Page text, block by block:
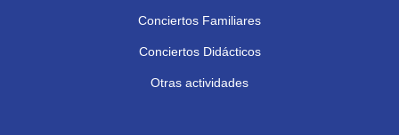
Conciertos Familiares
Conciertos Didácticos
Otras actividades